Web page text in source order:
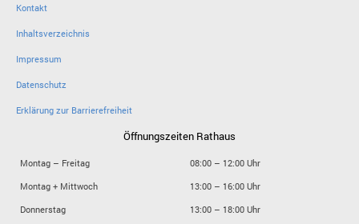
Kontakt
Inhaltsverzeichnis
Impressum
Datenschutz
Erklärung zur Barrierefreiheit
Öffnungszeiten Rathaus
Montag – Freitag
08:00 – 12:00 Uhr
Montag + Mittwoch
13:00 – 16:00 Uhr
Donnerstag
13:00 – 18:00 Uhr